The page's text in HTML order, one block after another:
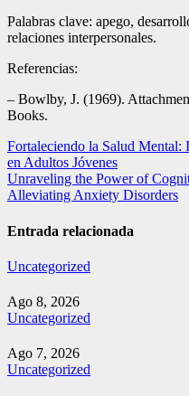
Palabras clave: apego,
relaciones interpersonales.
Referencias:
– Bowlby, J. (1969).
Books.
Navegación
de
entradas
Fortaleciendo la Salud
en Adultos Jóvenes
Unraveling the Power of
Alleviating Anxiety Disorders
Entrada relacionada
Uncategorized
Ago 8, 2026
Uncategorized
Ago 7, 2026
Uncategorized